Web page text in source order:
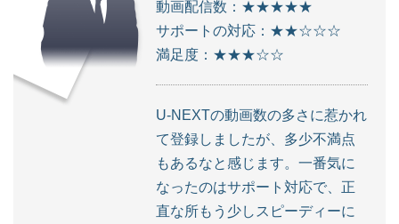
動画配信数：★★★★★
サポートの対応：★★☆☆☆
満足度：★★★☆☆
U-NEXTの動画数の多さに惹かれ
て登録しましたが、多少不満点
もあるなと感じます。一番気に
なったのはサポート対応で、正
直な所もう少しスピーディーに